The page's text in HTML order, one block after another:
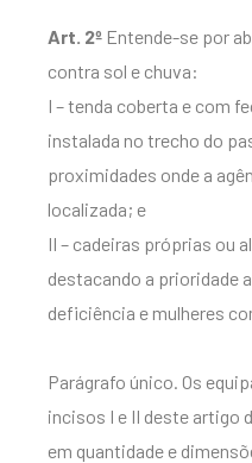
Art. 2º Entende-se por
contra sol e chuva:
I – tenda coberta e com
instalada no trecho do
proximidades onde a
localizada; e
II – cadeiras próprias ou
destacando a prioridade
deficiência e mulheres
Parágrafo único. Os
incisos I e II deste artigo
em quantidade e